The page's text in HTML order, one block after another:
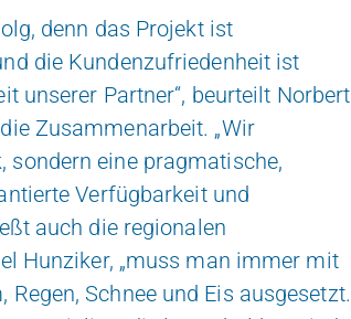
denn das Projekt ist
die Kundenzufriedenheit ist
unserer Partner“, beurteilt Norbert
Zusammenarbeit. „Wir
sondern eine pragmatische,
Verfügbarkeit und
auch die regionalen
Hunziker, „muss man immer mit
Schnee und Eis ausgesetzt.